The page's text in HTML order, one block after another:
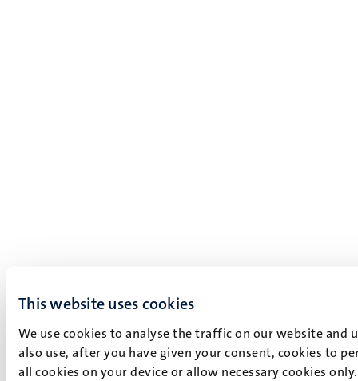
This website uses cookies
We use cookies to analyse the traffic on our website and
also use, after you have given your consent, cookies to
all cookies on your device or allow necessary cookies